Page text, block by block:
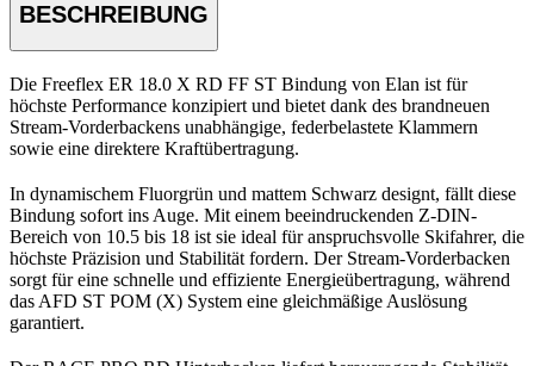
BESCHREIBUNG
Die Freeflex ER 18.0 X RD FF ST Bindung von Elan ist für
höchste Performance konzipiert und bietet dank des brandneuen
Stream-Vorderbackens unabhängige, federbelastete Klammern
sowie eine direktere Kraftübertragung.
In dynamischem Fluorgrün und mattem Schwarz designt, fällt diese
Bindung sofort ins Auge. Mit einem beeindruckenden Z-DIN-
Bereich von 10.5 bis 18 ist sie ideal für anspruchsvolle Skifahrer, die
höchste Präzision und Stabilität fordern. Der Stream-Vorderbacken
sorgt für eine schnelle und effiziente Energieübertragung, während
das AFD ST POM (X) System eine gleichmäßige Auslösung
garantiert.